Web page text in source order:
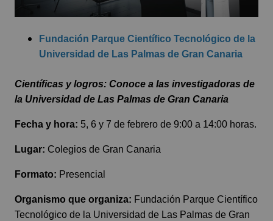
Fundación Parque Científico Tecnológico de la
Universidad de Las Palmas de Gran Canaria
Científicas y logros: Conoce a las investigadoras de
la Universidad de Las Palmas de Gran Canaria
Fecha y hora: 5, 6 y 7 de febrero de 9:00 a 14:00 horas.
Lugar: Colegios de Gran Canaria
Formato: Presencial
Organismo que organiza: Fundación Parque Científico
Tecnológico de la Universidad de Las Palmas de Gran